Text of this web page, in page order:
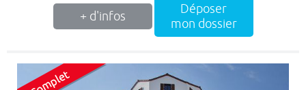
+ d'infos
Déposer
mon dossier